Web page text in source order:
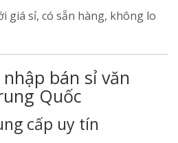
giá sỉ, có sẵn hàng, không lo
bán sỉ văn
Quốc
cấp uy tín